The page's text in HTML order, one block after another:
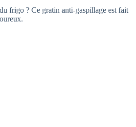
frigo ? Ce gratin anti-gaspillage est fait